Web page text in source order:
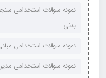
نمونه سوالات استخدامی
بدنی
نمونه سوالات استخدامی
نمونه سوالات استخدامی